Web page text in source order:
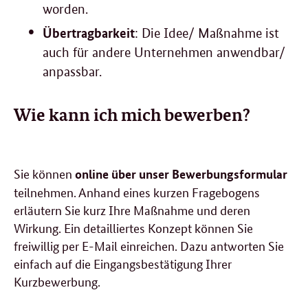
worden.
Übertragbarkeit: Die Idee/ Maßnahme ist
auch für andere Unternehmen anwendbar/
anpassbar.
Wie kann ich mich bewerben?
Sie können online über unser Bewerbungsformular
teilnehmen. Anhand eines kurzen Fragebogens
erläutern Sie kurz Ihre Maßnahme und deren
Wirkung. Ein detailliertes Konzept können Sie
freiwillig per E-Mail einreichen. Dazu antworten Sie
einfach auf die Eingangsbestätigung Ihrer
Kurzbewerbung.